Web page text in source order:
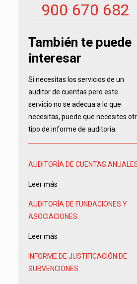
900 670 682
También te puede
interesar
Si necesitas los servicios de un
auditor de cuentas pero este
servicio no se adecua a lo que
necesitas, puede que necesites
tipo de informe de auditoría.
AUDITORÍA DE CUENTAS
Leer más
AUDITORÍA DE FUNDACIONES Y
ASOCIACIONES
Leer más
INFORME DE JUSTIFICACIÓN DE
SUBVENCIONES